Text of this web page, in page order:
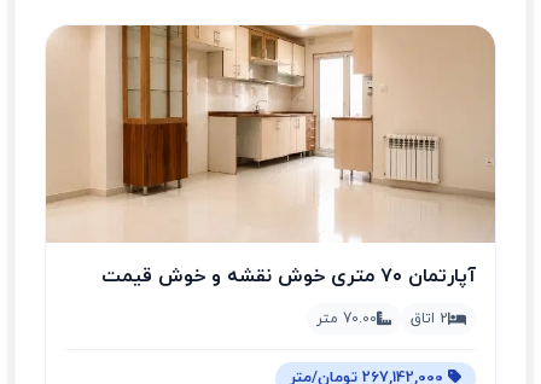
آپارتمان ۷۰ متری خوش نقشه و خوش قیمت
2 اتاق 70.00 متر